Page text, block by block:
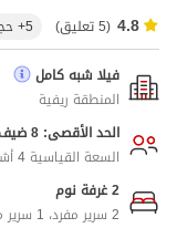
4.8 (5 تعليق) 5+ حجز ناجح
فيلا شبه كامل
المنطقة ريفية
الحد الأقصى: 8 ضيف
السعة القياسية 4 أشخاص + امكانية اضافة 4 اشخاص اضافيين
2 غرفة نوم
2 سرير مفرد، 1 سرير مزدوج و 4 فرشة منام على الأرض